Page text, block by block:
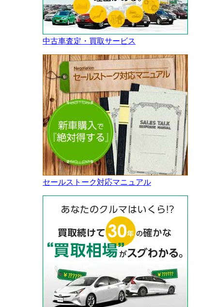
中古車査定・買取サービス
セールストーク対応マニュアル